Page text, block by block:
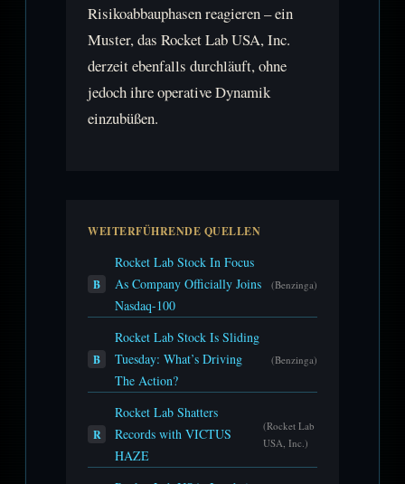
Risikoabbauphasen reagieren – ein
Muster, das Rocket Lab USA, Inc.
derzeit ebenfalls durchläuft, ohne
jedoch ihre operative Dynamik
einzubüßen.
WEITERFÜHRENDE QUELLEN
B
Rocket Lab Stock In Focus
As Company Officially Joins
Nasdaq-100
(Benzinga)
B
Rocket Lab Stock Is Sliding
Tuesday: What’s Driving
The Action?
(Benzinga)
R
Rocket Lab Shatters
Records with VICTUS
HAZE
(Rocket Lab
USA, Inc.)